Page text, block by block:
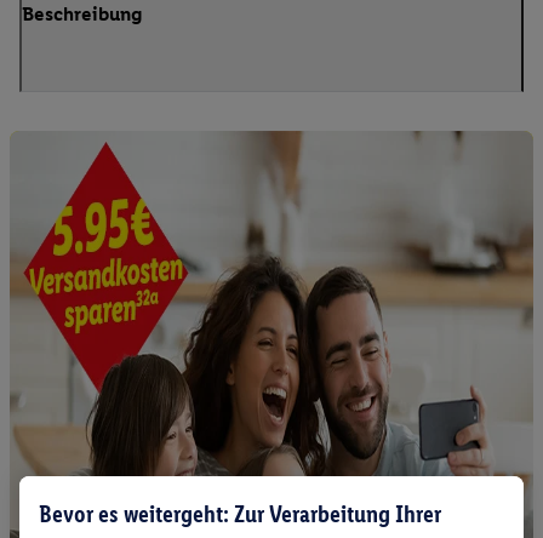
Beschreibung
Bevor es weitergeht: Zur Verarbeitung Ihrer